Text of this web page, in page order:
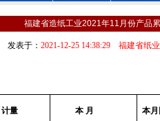
福建省造纸工业2021年11月份产品
发表于： 2021-12-25 14:38:29 福建省纸
计量 本 月 本